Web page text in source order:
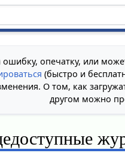
ошибку, опечатку, или
(быстро и
О том, как
другом можно